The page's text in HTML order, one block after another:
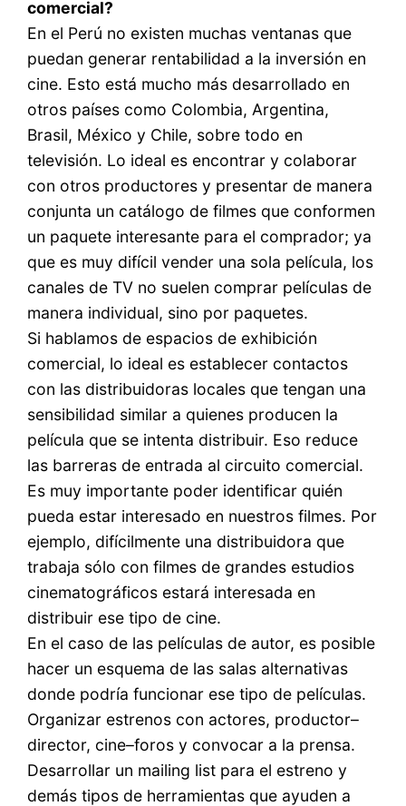
comercial?
En el Perú no existen muchas ventanas que
puedan generar rentabilidad a la inversión en
cine. Esto está mucho más desarrollado en
otros países como Colombia, Argentina,
Brasil, México y Chile, sobre todo en
televisión. Lo ideal es encontrar y colaborar
con otros productores y presentar de manera
conjunta un catálogo de filmes que conformen
un paquete interesante para el comprador; ya
que es muy difícil vender una sola película, los
canales de TV no suelen comprar películas de
manera individual, sino por paquetes.
Si hablamos de espacios de exhibición
comercial, lo ideal es establecer contactos
con las distribuidoras locales que tengan una
sensibilidad similar a quienes producen la
película que se intenta distribuir. Eso reduce
las barreras de entrada al circuito comercial.
Es muy importante poder identificar quién
pueda estar interesado en nuestros filmes. Por
ejemplo, difícilmente una distribuidora que
trabaja sólo con filmes de grandes estudios
cinematográficos estará interesada en
distribuir ese tipo de cine.
En el caso de las películas de autor, es posible
hacer un esquema de las salas alternativas
donde podría funcionar ese tipo de películas.
Organizar estrenos con actores, productor–
director, cine–foros y convocar a la prensa.
Desarrollar un mailing list para el estreno y
demás tipos de herramientas que ayuden a